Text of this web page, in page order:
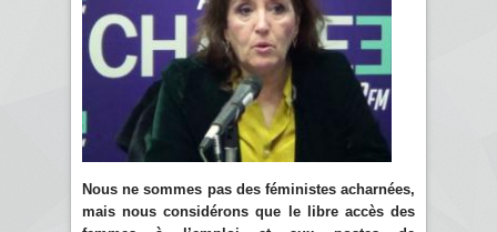
Nous ne sommes pas des féministes acharnées,
mais nous considérons que le libre accès des